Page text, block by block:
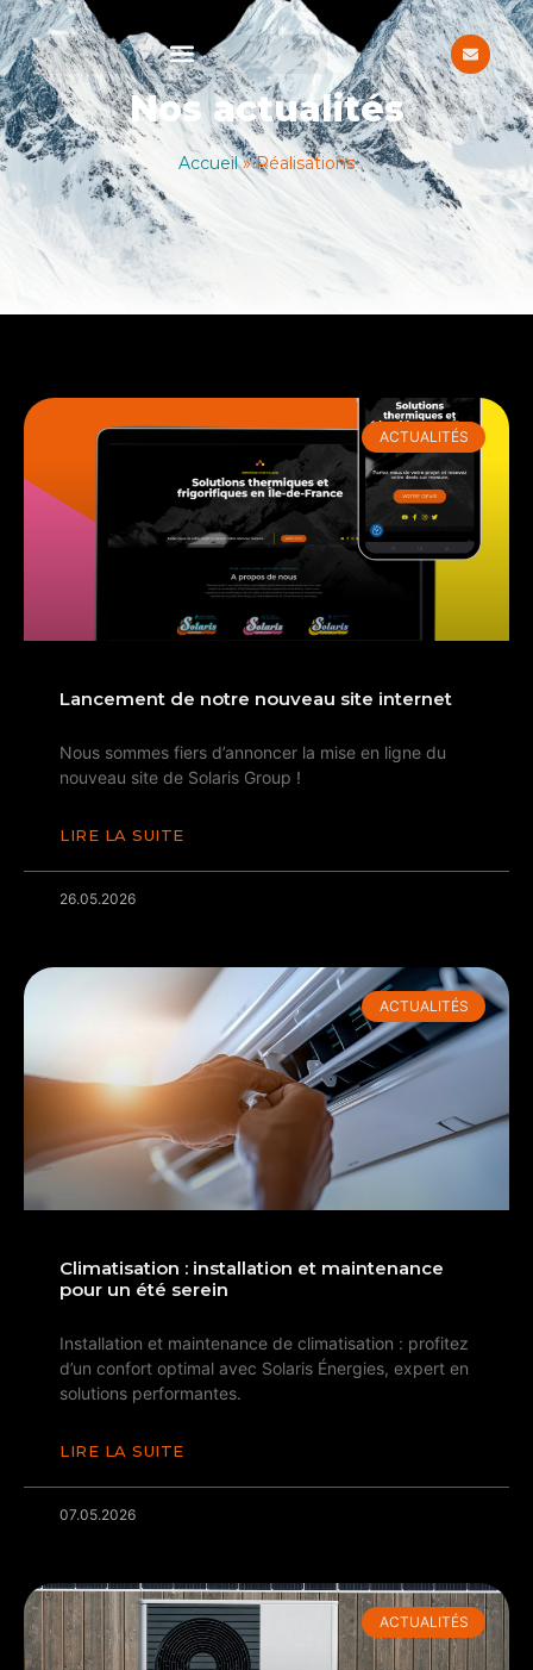
Nos actualités
Accueil»Réalisations
ACTUALITÉS
Lancement de notre nouveau site internet
Nous sommes fiers d’annoncer la mise en ligne du
nouveau site de Solaris Group !
LIRE LA SUITE
26.05.2026
ACTUALITÉS
Climatisation : installation et maintenance
pour un été serein
Installation et maintenance de climatisation : profitez
d’un confort optimal avec Solaris Énergies, expert en
solutions performantes.
LIRE LA SUITE
07.05.2026
ACTUALITÉS